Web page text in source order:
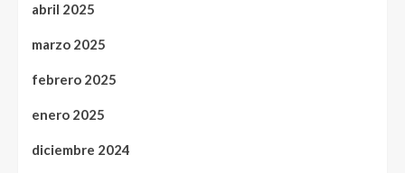
abril 2025
marzo 2025
febrero 2025
enero 2025
diciembre 2024